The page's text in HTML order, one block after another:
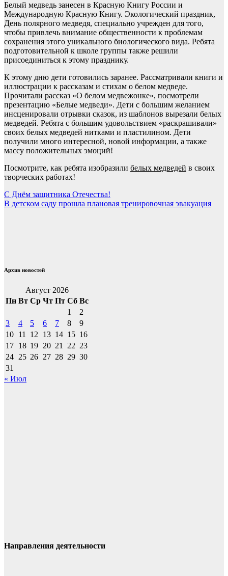
Белый медведь занесен в Красную Книгу России и
Международную Красную Книгу. Экологический праздник,
День полярного медведя, специально учрежден для того,
чтобы привлечь внимание общественности к проблемам
сохранения этого уникального биологического вида. Ребята
подготовительной к школе группы также решили
присоединиться к этому празднику.
К этому дню дети готовились заранее. Рассматривали книги и
иллюстрации к рассказам и стихам о белом медведе.
Прочитали рассказ «О белом медвежонке», посмотрели
презентацию «Белые медведи». Дети с большим желанием
инсценировали отрывки сказок, из шаблонов вырезали белых
медведей. Ребята с большим удовольствием «раскрашивали»
своих белых медведей нитками и пластилином. Дети
получили много интересной, новой информации, а также
массу положительных эмоций!
Посмотрите, как ребята изобразили белых медведей в своих
творческих работах!
Навигация
по
С Днём защитника Отечества!
В детском саду прошла плановая тренировочная эвакуация
Архив новостей
Август 2026
Пн Вт Ср Чт Пт Сб Вс
1
2
3
4 5 6 7 8
9
10 11 12 13 14 15 16
17 18 19 20 21 22 23
24 25 26 27 28 29 30
31
« Июл
Направления деятельности